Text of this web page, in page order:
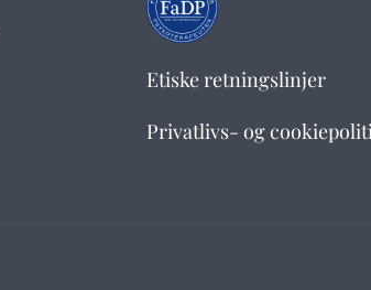
Etiske retningslinjer
Privatlivs- og